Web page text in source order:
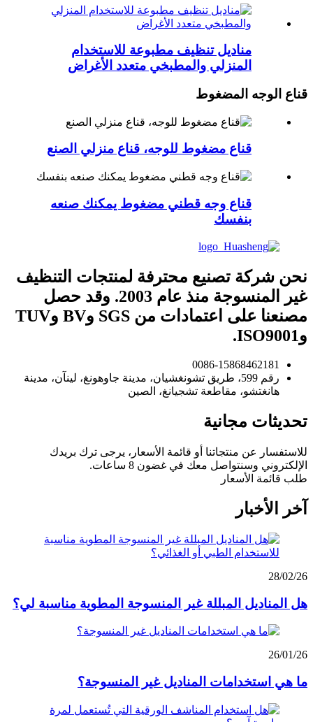
مناديل تنظيف مطبوعة للاستخدام
المنزلي والمطبخي متعدد الأغراض
قناع الوجه المضغوط
قناع مضغوط للوجه، قناع منزلي الصنع
قناع وجه قطني مضغوط يمكنك صنعه
بنفسك
نحن شركة تصنيع محترفة لمنتجات التنظيف
غير المنسوجة منذ عام 2003. وقد حصل
مصنعنا على اعتمادات من SGS وBV وTUV
وISO9001.
0086-15868462181
رقم 599، طريق تشونغشيان، مدينة جاوهونغ، لينآن، مدينة
هانغتشو، مقاطعة تشجيانغ، الصين
تحديثات مجانية
للاستفسار عن منتجاتنا أو قائمة الأسعار، يرجى ترك بريدك
الإلكتروني وسنتواصل معك في غضون 8 ساعات.
طلب قائمة الأسعار
آخر الأخبار
28/02/26
هل المناديل المبللة غير المنسوجة المطوية مناسبة لي؟
26/01/26
ما هي استخدامات المناديل غير المنسوجة؟